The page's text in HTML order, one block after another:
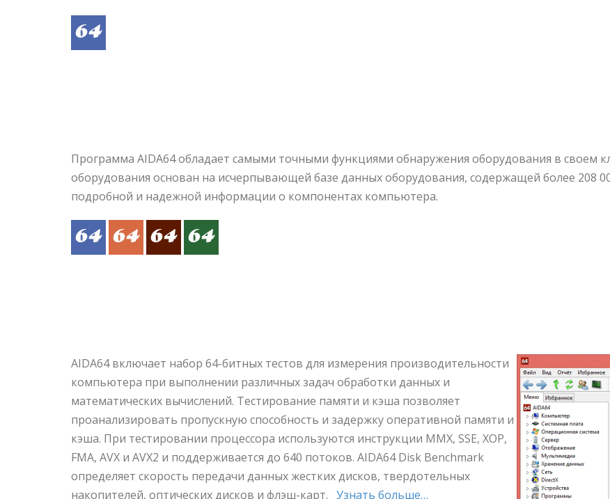
Программа AIDA64 обладает самыми точными функциями обнаружения оборудования в своем
оборудования основан на исчерпывающей базе данных оборудования, содержащей более 208
подробной и надежной информации о компонентах компьютера.
AIDA64 включает набор 64-битных тестов для измерения производительности
компьютера при выполнении различных задач обработки данных и
математических вычислений. Тестирование памяти и кэша позволяет
проанализировать пропускную способность и задержку оперативной памяти и
кэша. При тестировании процессора используются инструкции MMX, SSE, XOP,
FMA, AVX и AVX2 и поддерживается до 640 потоков. AIDA64 Disk Benchmark
определяет скорость передачи данных жестких дисков, твердотельных
накопителей, оптических дисков и флэш-карт. Узнать больше…